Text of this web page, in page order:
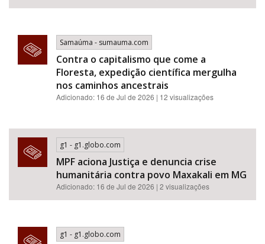
Samaúma - sumauma.com
Contra o capitalismo que come a
Floresta, expedição científica mergulha
nos caminhos ancestrais
Adicionado: 16 de Jul de 2026 | 12 visualizações
g1 - g1.globo.com
MPF aciona Justiça e denuncia crise
humanitária contra povo Maxakali em MG
Adicionado: 16 de Jul de 2026 | 2 visualizações
g1 - g1.globo.com